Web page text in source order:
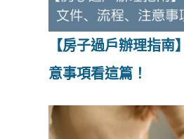
【房子過戶辦理指
意事項看這篇！